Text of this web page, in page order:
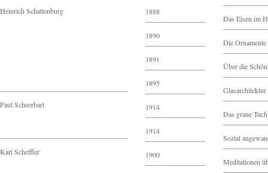
Heinrich Schattenburg
Paul Scheerbart
Karl Scheffler
1888
1890
1891
1895
1914
1914
1900
Das Eisen im
Die
Über die
Glasarchitektur
Das graue
Sozial
Meditationen